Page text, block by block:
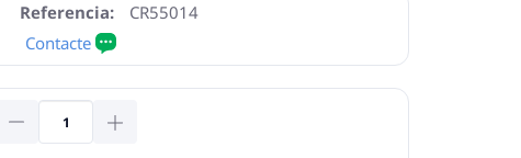
Referencia:
CR55014